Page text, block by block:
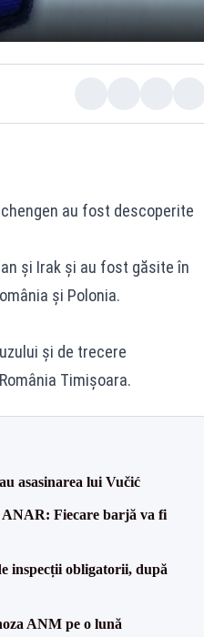
au fost descoperite
şi Irak și au fost găsite în
şi Polonia.
și de trecere
Timișoara.
asasinarea lui Vučić
Fiecare barjă va fi
inspecții obligatorii, după
ANM pe o lună